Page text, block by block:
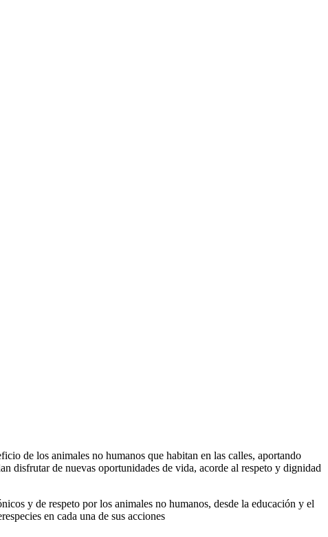
de los animales no humanos que habitan en las calles, aportando
disfrutar de nuevas oportunidades de vida, acorde al respeto y dignidad
y de respeto por los animales no humanos, desde la educación y el
en cada una de sus acciones